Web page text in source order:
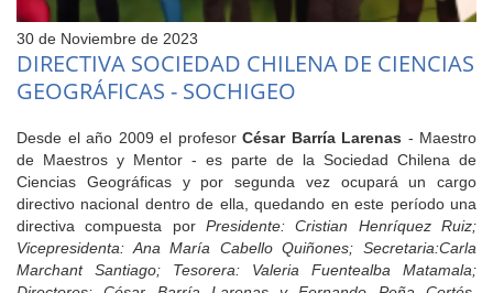
30 de Noviembre de 2023
DIRECTIVA SOCIEDAD CHILENA DE CIENCIAS
GEOGRÁFICAS - SOCHIGEO
Desde el año 2009 el profesor César Barría Larenas - Maestro
de Maestros y Mentor - es parte de la Sociedad Chilena de
Ciencias Geográficas y por segunda vez ocupará un cargo
directivo nacional dentro de ella, quedando en este período una
directiva compuesta por Presidente: Cristian Henríquez Ruiz;
Vicepresidenta: Ana María Cabello Quiñones; Secretaria:Carla
Marchant Santiago; Tesorera: Valeria Fuentealba Matamala;